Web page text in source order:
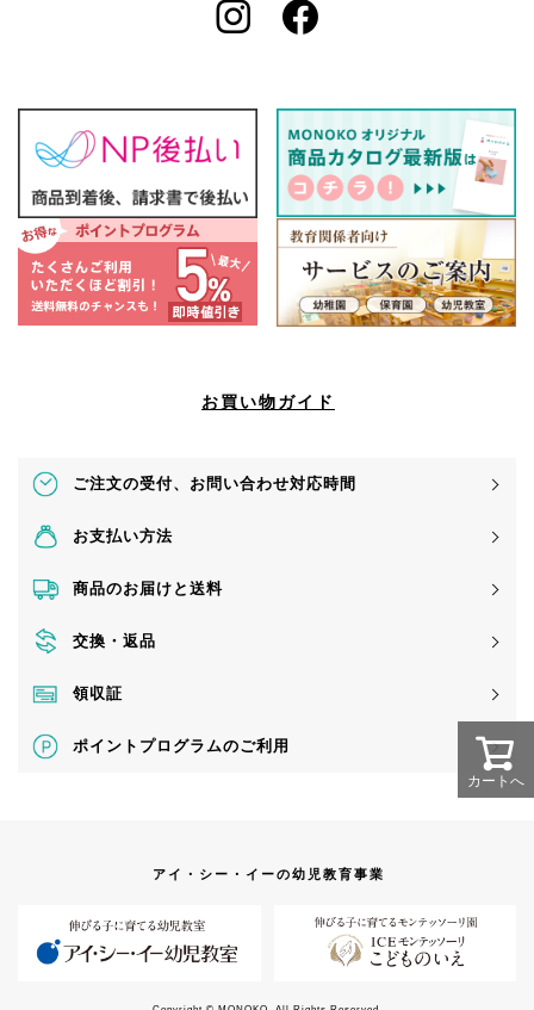
カートへ
お買い物ガイド
ご注文の受付、 お問い合わせ対応時間
お支払い方法
商品のお届けと送料
交換・返品
領収証
ポイントプログラムのご利用
アイ・シー・イーの幼児教育事業